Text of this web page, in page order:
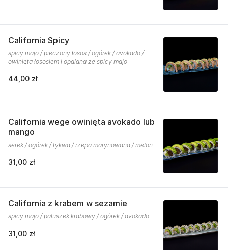
California Spicy
spicy majo / pieczony łosos / ogórek / avokado /
owinięta łososiem i opalana ze spicy majo
44,00 zł
California wege owinięta avokado lub
mango
serek / ogórek / tykwa / rzepa marynowana / melon
31,00 zł
California z krabem w sezamie
spicy majo / paluszek krabowy / ogórek / avokado
31,00 zł